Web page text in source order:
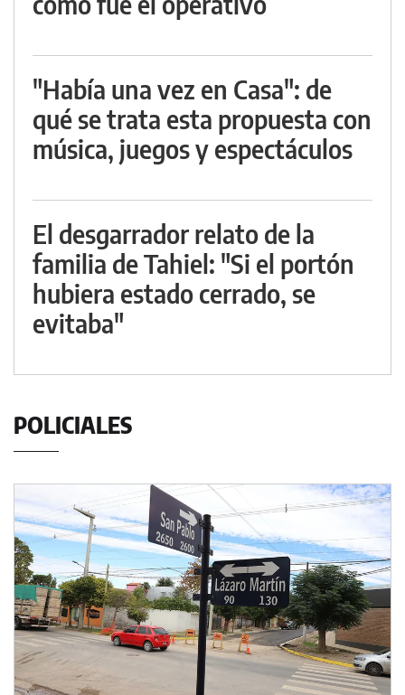
"Había una vez en Casa": de
qué se trata esta propuesta con
música, juegos y espectáculos
El desgarrador relato de la
familia de Tahiel: "Si el portón
hubiera estado cerrado, se
evitaba"
POLICIALES